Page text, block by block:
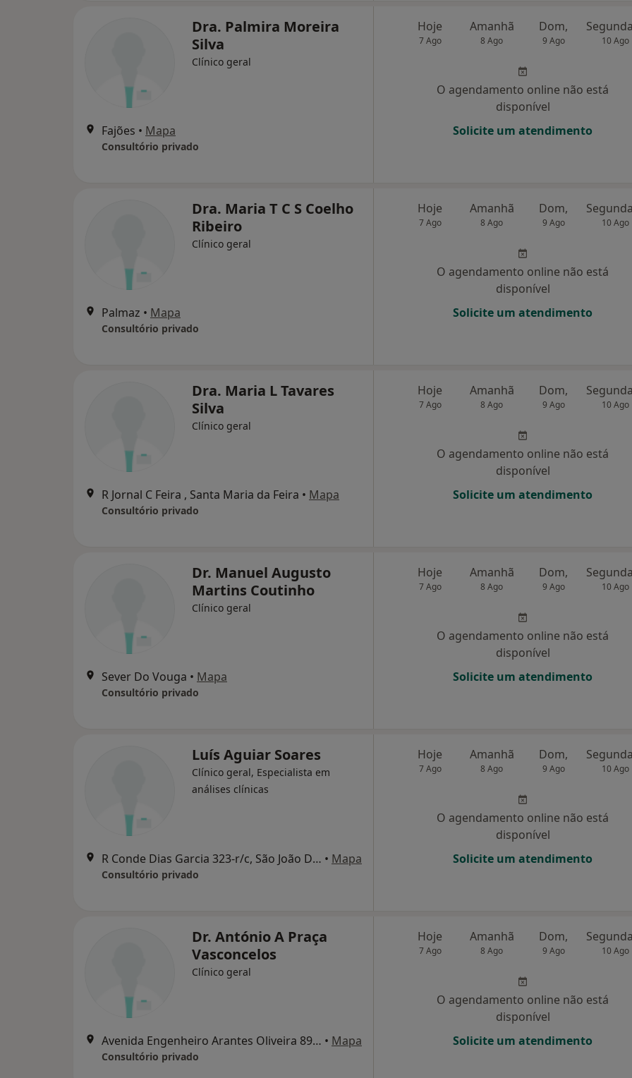
Dra. Palmira Moreira
Silva
Clínico geral
Fajões • Mapa
Consultório privado
Hoje
7 Ago
Amanhã
8 Ago
Dom,
9 Ago 10 Ago
O agendamento online não está
disponível
Solicite um atendimento
Dra. Maria T C S Coelho
Ribeiro
Clínico geral
Palmaz • Mapa
Consultório privado
Hoje
7 Ago
Amanhã
8 Ago
Dom,
9 Ago 10 Ago
O agendamento online não está
disponível
Solicite um atendimento
Dra. Maria L Tavares
Silva
Clínico geral
R Jornal C Feira , Santa Maria da Feira • Mapa
Consultório privado
Hoje
7 Ago
Amanhã
8 Ago
Dom,
9 Ago 10 Ago
O agendamento online não está
disponível
Solicite um atendimento
Dr. Manuel Augusto
Martins Coutinho
Clínico geral
Sever Do Vouga • Mapa
Consultório privado
Hoje
7 Ago
Amanhã
8 Ago
Dom,
9 Ago 10 Ago
O agendamento online não está
disponível
Solicite um atendimento
Luís Aguiar Soares
Clínico geral, Especialista em
análises clínicas
R Conde Dias Garcia 323-r/c, São João Da Madeira • Mapa
Consultório privado
Hoje
7 Ago
Amanhã
8 Ago
Dom,
9 Ago 10 Ago
O agendamento online não está
disponível
Solicite um atendimento
Dr. António A Praça
Vasconcelos
Clínico geral
Avenida Engenheiro Arantes Oliveira 891,1º-E, São João Da Madeira • Mapa
Consultório privado
Hoje
7 Ago
Amanhã
8 Ago
Dom,
9 Ago 10 Ago
O agendamento online não está
disponível
Solicite um atendimento